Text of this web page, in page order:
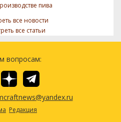
пива
все новости
все статьи
вопросам:
Редакция